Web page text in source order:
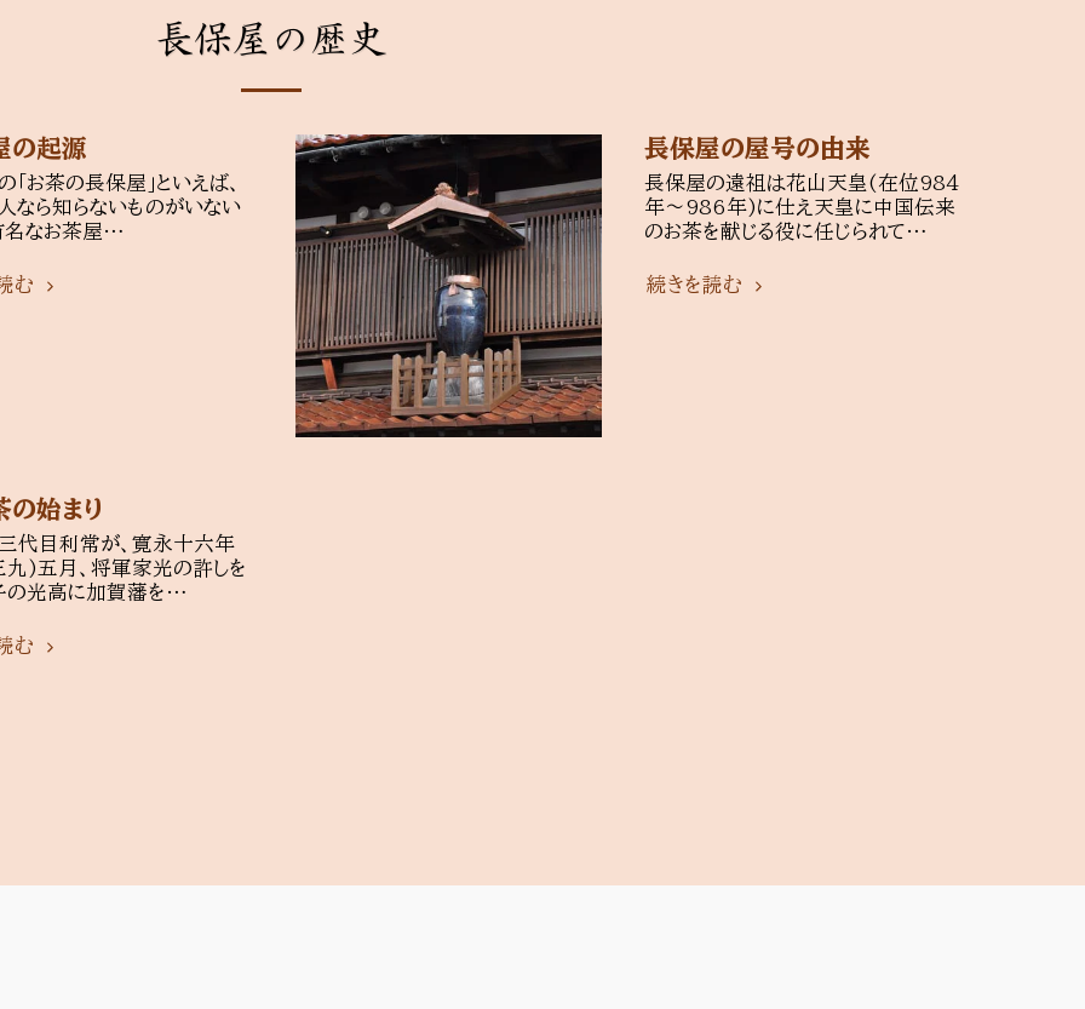
長保屋の歴史
の起源
「お茶の長保屋」といえば、
なら知らないものがいない
名なお茶屋…
む
長保屋の屋号の由来
長保屋の遠祖は花山天皇(在位984
年～986年)に仕え天皇に中国伝来
のお茶を献じる役に任じられて…
続きを読む
の始まり
代目利常が、寛永十六年
)五月、将軍家光の許しを
の光高に加賀藩を…
む